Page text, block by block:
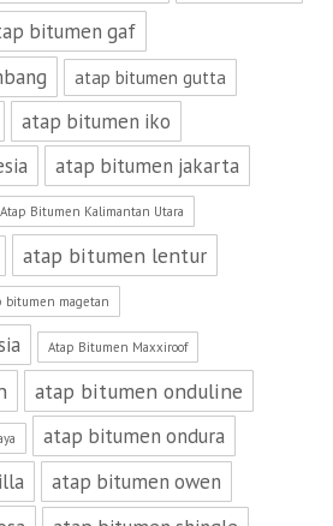
bitumen gaf
atap bitumen gutta
atap bitumen iko
atap bitumen jakarta
Atap Bitumen Kalimantan Utara
atap bitumen lentur
bitumen magetan
Atap Bitumen Maxxiroof
atap bitumen onduline
atap bitumen ondura
atap bitumen owen